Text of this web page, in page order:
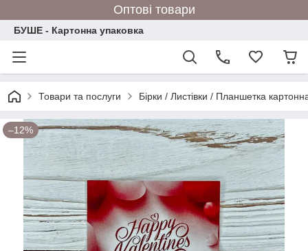
Оптові товари
БУШЕ - Картонна упаковка
Товари та послуги Бірки / Листівки / Планшетка
–12%